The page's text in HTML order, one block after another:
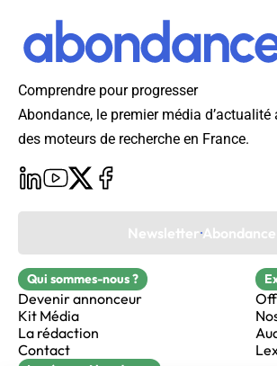
Comprendre pour progresser
Abondance, le premier média d’actualité
des moteurs de recherche en France.
Newsletter Abondance
Qui sommes-nous ?
Devenir annonceur
Kit Média
La rédaction
Contact